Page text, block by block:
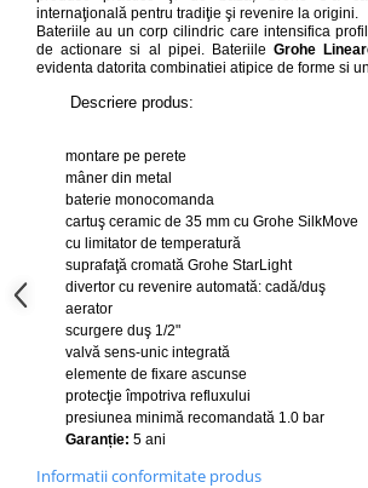
internaţională pentru tradiţie şi revenire la origini.
Bateriile au un corp cilindric care intensifica
de actionare si al pipei. BateriileGrohe
evidenta datorita combinatiei atipice de forme si
Descriere produs:
montare pe perete
mâner din metal
baterie monocomanda
cartuş ceramic de 35 mm cu Grohe SilkMove
cu limitator de temperatură
suprafaţă cromată Grohe StarLight
divertor cu revenire automată: cadă/duş
aerator
scurgere duş 1/2"
valvă sens-unic integrată
elemente de fixare ascunse
protecţie împotriva refluxului
presiunea minimă recomandată 1.0 bar
Garanție: 5 ani
Informatii conformitate produs